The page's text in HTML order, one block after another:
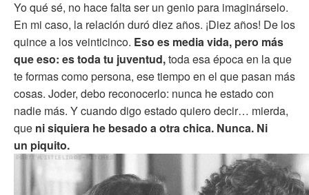
Yo qué sé, no hace falta ser un genio para imaginárselo.
En mi caso, la relación duró diez años. ¡Diez años! De los
quince a los veinticinco. Eso es media vida, pero más
que eso: es toda tu juventud,toda esa época en la que
te formas como persona, ese tiempo en el que pasan más
cosas. Joder, debo reconocerlo: nunca he estado con
nadie más. Y cuando digo estado quiero decir… mierda,
que ni siquiera he besado a otra chica. Nunca. Ni
un piquito.